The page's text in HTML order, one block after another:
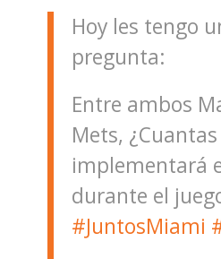
Hoy les tengo
pregunta:
Entre ambos
Mets, ¿Cuantas
implementará
durante el
#JuntosMiami